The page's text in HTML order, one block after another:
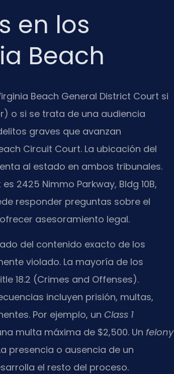
en los
Beach
Beach General District Court si
o si se trata de una audiencia
graves que avanzan
Circuit Court. La ubicación del
al estado en ambos tribunales.
2425 Nimmo Parkway, Bldg 10B,
responder preguntas sobre el
asesoramiento legal.
del contenido exacto de los
violado. La mayoría de los
18.2 (Crimes and Offenses).
incluyen prisión, multas,
Por ejemplo, un Class 1
multa máxima de $2,500. Un felony
presencia o ausencia de un
el resto del proceso.